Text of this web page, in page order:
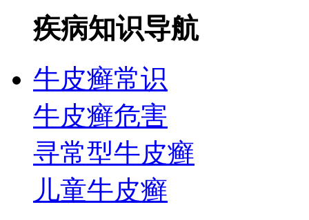
疾病知识导航
牛皮癣常识
牛皮癣危害
寻常型牛皮癣
儿童牛皮癣